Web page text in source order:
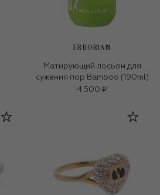
ERBORIAN
Матирующий лосьон для
сужения пор Bamboo (190ml)
4 500 ₽